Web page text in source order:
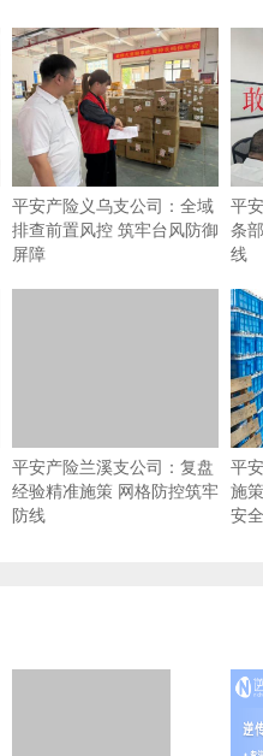
平安产险义乌支公司：全域
排查前置风控 筑牢台风防御
屏障
平
条
线
平安产险兰溪支公司：复盘
经验精准施策 网格防控筑牢
防线
平
施
安全